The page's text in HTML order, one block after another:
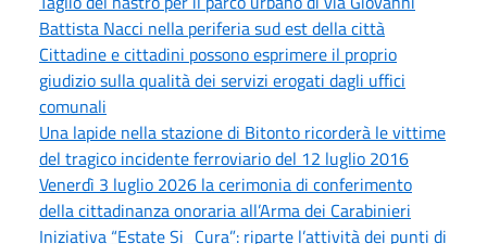
Battista Nacci nella periferia sud est della città
Cittadine e cittadini possono esprimere il proprio
giudizio sulla qualità dei servizi erogati dagli uffici
comunali
Una lapide nella stazione di Bitonto ricorderà le vittime
del tragico incidente ferroviario del 12 luglio 2016
Venerdì 3 luglio 2026 la cerimonia di conferimento
della cittadinanza onoraria all’Arma dei Carabinieri
Iniziativa “Estate Si_Cura”: riparte l’attività dei punti di